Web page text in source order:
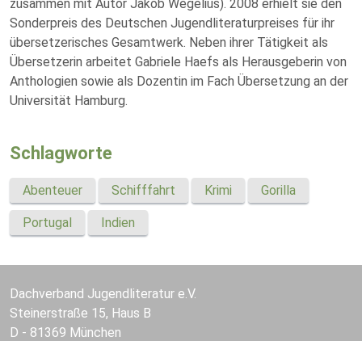
zusammen mit Autor Jakob Wegelius). 2008 erhielt sie den
Sonderpreis des Deutschen Jugendliteraturpreises für ihr
übersetzerisches Gesamtwerk. Neben ihrer Tätigkeit als
Übersetzerin arbeitet Gabriele Haefs als Herausgeberin von
Anthologien sowie als Dozentin im Fach Übersetzung an der
Universität Hamburg.
Schlagworte
Abenteuer Schifffahrt Krimi Gorilla
Portugal Indien
Dachverband Jugendliteratur e.V.
Steinerstraße 15, Haus B
D - 81369 München